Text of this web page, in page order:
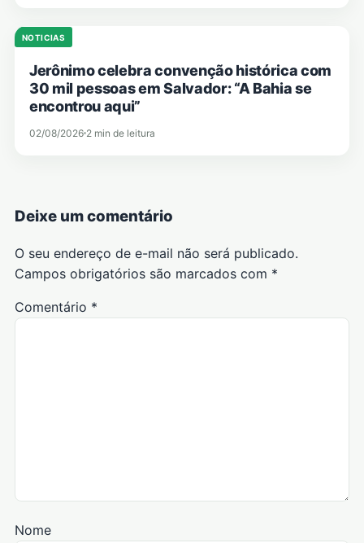
NOTICIAS
Jerônimo celebra convenção histórica com
30 mil pessoas em Salvador: “A Bahia se
encontrou aqui”
02/08/2026 2 min de leitura
Deixe um comentário
O seu endereço de e-mail não será publicado.
Campos obrigatórios são marcados com *
Comentário *
Nome